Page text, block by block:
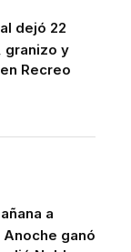
dejó 22
granizo y
Recreo
a
Anoche ganó